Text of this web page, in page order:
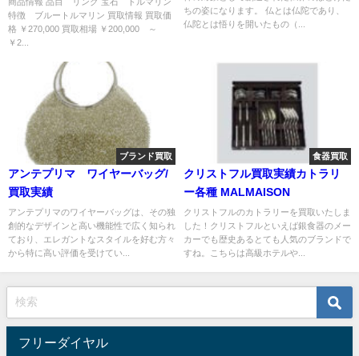
特徴 ブルートルマリン 買取情報 買取価
格 ￥270,000 買取相場 ￥200,000 ～
￥2...
ちの姿になります。 仏とは仏陀であり、
仏陀とは悟りを開いたもの（...
ブランド買取
アンテプリマ ワイヤーバッグ/
買取実績
アンテプリマのワイヤーバッグは、その独
創的なデザインと高い機能性で広く知られ
ており、エレガントなスタイルを好む方々
から特に高い評価を受けてい...
食器買取
クリストフル買取実績カトラリ
ー各種 MALMAISON
クリストフルのカトラリーを買取いたしま
した！クリストフルといえば銀食器のメー
カーでも歴史あるとても人気のブランドで
すね。こちらは高級ホテルや...
フリーダイヤル